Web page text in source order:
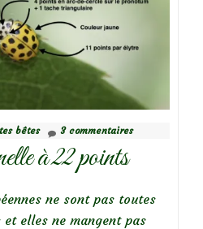
bêtes 3 commentaires
à 22 points
ne sont pas toutes
elles ne mangent pas